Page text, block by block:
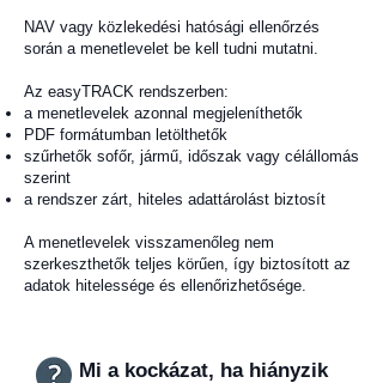
NAV vagy közlekedési hatósági ellenőrzés
során a menetlevelet be kell tudni mutatni.
Az easyTRACK rendszerben:
a menetlevelek azonnal megjeleníthetők
PDF formátumban letölthetők
szűrhetők sofőr, jármű, időszak vagy célállomás
szerint
a rendszer zárt, hiteles adattárolást biztosít
A menetlevelek visszamenőleg nem
szerkeszthetők teljes körűen, így biztosított az
adatok hitelessége és ellenőrizhetősége.
Mi a kockázat, ha hiányzik